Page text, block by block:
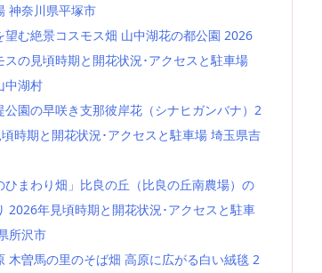
神奈川県平塚市
望む絶景コスモス畑 山中湖花の都公園 2026
スの見頃時期と開花状況･アクセスと駐車場
中湖村
公園の早咲き支那彼岸花（シナヒガンバナ）2
時期と開花状況･アクセスと駐車場 埼玉県吉
ひまわり畑」比良の丘（比良の丘南農場）の
2026年見頃時期と開花状況･アクセスと駐車
所沢市
木曽馬の里のそば畑 高原に広がる白い絨毯 2